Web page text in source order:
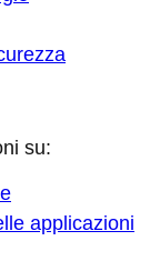
su:
applicazioni